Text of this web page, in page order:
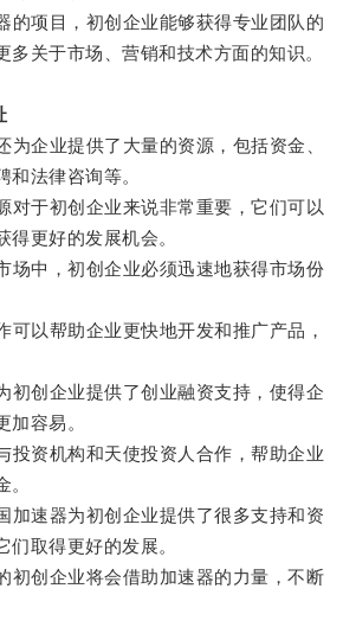
项目，初创企业能够获得专业团队的
多关于市场、营销和技术方面的知识。
企业提供了大量的资源，包括资金、
和法律咨询等。
于初创企业来说非常重要，它们可以
得更好的发展机会。
中，初创企业必须迅速地获得市场份
以帮助企业更快地开发和推广产品，
创企业提供了创业融资支持，使得企
加容易。
资机构和天使投资人合作，帮助企业
速器为初创企业提供了很多支持和资
们取得更好的发展。
创企业将会借助加速器的力量，不断